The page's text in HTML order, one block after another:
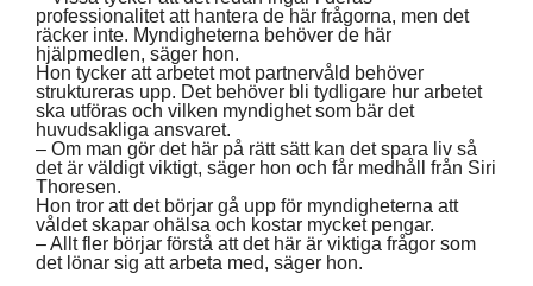
professionalitet att hantera de här frågorna, men det
räcker inte. Myndigheterna behöver de här
hjälpmedlen, säger hon.
Hon tycker att arbetet mot partnervåld behöver
struktureras upp. Det behöver bli tydligare hur arbetet
ska utföras och vilken myndighet som bär det
huvudsakliga ansvaret.
– Om man gör det här på rätt sätt kan det spara liv så
det är väldigt viktigt, säger hon och får medhåll från Siri
Thoresen.
Hon tror att det börjar gå upp för myndigheterna att
våldet skapar ohälsa och kostar mycket pengar.
– Allt fler börjar förstå att det här är viktiga frågor som
det lönar sig att arbeta med, säger hon.